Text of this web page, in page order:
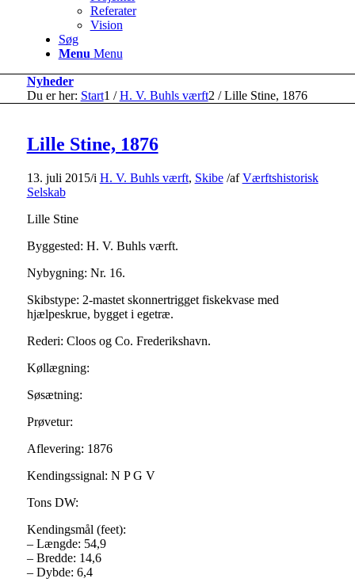
Referater
Vision
Søg
Menu Menu
Nyheder
Du er her: Start1 / H. V. Buhls værft2 / Lille Stine, 1876
Lille Stine, 1876
13. juli 2015/i H. V. Buhls værft, Skibe /afVærftshistorisk
Selskab
Lille Stine
Byggested: H. V. Buhls værft.
Nybygning: Nr. 16.
Skibstype: 2-mastet skonnertrigget fiskekvase med
hjælpeskrue, bygget i egetræ.
Rederi: Cloos og Co. Frederikshavn.
Køllægning:
Søsætning:
Prøvetur:
Aflevering: 1876
Kendingssignal: N P G V
Tons DW:
Kendingsmål (feet):
– Længde: 54,9
– Bredde: 14,6
– Dybde: 6,4